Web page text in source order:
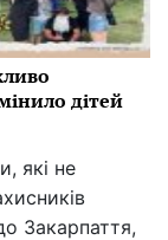
дітей
які не
Закарпаття,